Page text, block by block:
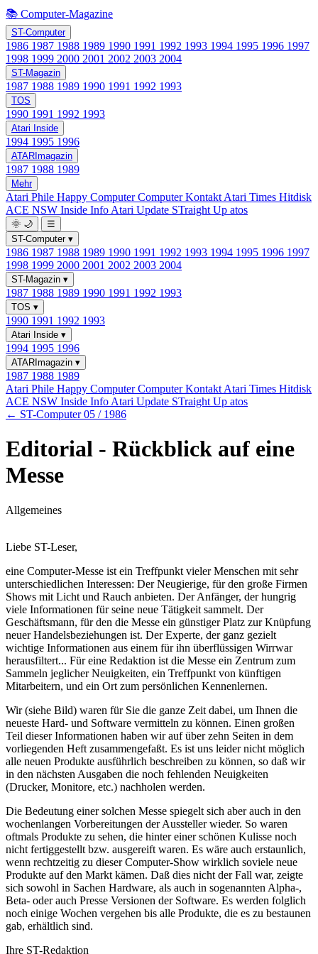
📚 Computer-Magazine
ST-Computer
1986 1987 1988 1989 1990 1991 1992 1993 1994 1995 1996 1997
1998 1999 2000 2001 2002 2003 2004
ST-Magazin
1987 1988 1989 1990 1991 1992 1993
TOS
1990 1991 1992 1993
Atari Inside
1994 1995 1996
ATARImagazin
1987 1988 1989
Mehr
Atari Phile Happy ComputerComputer Kontakt Atari Times Hitdisk
ACE NSW Inside Info Atari Update STraight Up atos
🌞 🌙
☰
ST-Computer ▾
1986 1987 1988 1989 1990 1991 1992 1993 1994 1995 1996 1997
1998 1999 2000 2001 2002 2003 2004
ST-Magazin ▾
1987 1988 1989 1990 1991 1992 1993
TOS ▾
1990 1991 1992 1993
Atari Inside ▾
1994 1995 1996
ATARImagazin ▾
1987 1988 1989
Atari Phile Happy ComputerComputer Kontakt Atari Times Hitdisk
ACE NSW Inside Info Atari Update STraight Up atos
← ST-Computer 05 / 1986
Editorial - Rückblick auf eine
Messe
Allgemeines
Liebe ST-Leser,
eine Computer-Messe ist ein Treffpunkt vieler Menschen mit sehr
unterschiedlichen Interessen: Der Neugierige, für den große Firmen
Shows mit Licht und Rauch anbieten. Der Anfänger, der hungrig
viele Informationen für seine neue Tätigkeit sammelt. Der
Geschäftsmann, für den die Messe ein günstiger Platz zur Knüpfung
neuer Handelsbeziehungen ist. Der Experte, der ganz gezielt
wichtige Informationen aus einem für ihn überflüssigen Wirrwar
herausfiltert... Für eine Redaktion ist die Messe ein Zentrum zum
Sammeln jeglicher Neuigkeiten, ein Treffpunkt von künftigen
Mitarbeitern, und ein Ort zum persönlichen Kennenlernen.
Wir (siehe Bild) waren für Sie die ganze Zeit dabei, um Ihnen die
neueste Hard- und Software vermitteln zu können. Einen großen
Teil dieser Informationen haben wir auf über zehn Seiten in dem
vorliegenden Heft zusammengefaßt. Es ist uns leider nicht möglich
alle neuen Produkte ausführlich beschreiben zu können, so daß wir
in den nächsten Ausgaben die noch fehlenden Neuigkeiten
(Drucker, Monitore, etc.) nachholen werden.
Die Bedeutung einer solchen Messe spiegelt sich aber auch in den
wochenlangen Vorbereitungen der Aussteller wieder. So waren
oftmals Produkte zu sehen, die hinter einer schönen Kulisse noch
nicht fertiggestellt bzw. ausgereift waren. Es wäre auch erstaunlich,
wenn rechtzeitig zu dieser Computer-Show wirklich soviele neue
Produkte auf den Markt kämen. Daß dies nicht der Fall war, zeigte
sich sowohl in Sachen Hardware, als auch in sogenannten Alpha-,
Beta- oder auch Presse Versionen der Software. Es werden folglich
noch einige Wochen vergehen bis alle Produkte, die es zu bestaunen
gab, erhältlich sind.
Ihre ST-Redaktion